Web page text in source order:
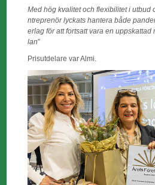
Medhög kvalitet och flexibilitet i utbud
ntreprenör lyckats hantera både
erlag föratt fortsatt vara en uppskattad
lan”
Prisutdelare var Almi.